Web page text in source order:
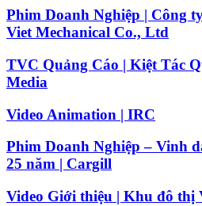
Phim Doanh Nghiệp | Công
Viet Mechanical Co., Ltd
TVC Quảng Cáo | Kiệt Tác
Media
Video Animation | IRC
Phim Doanh Nghiệp – Vinh
25 năm | Cargill
Video Giới thiệu | Khu đô